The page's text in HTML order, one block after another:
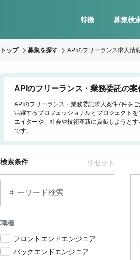
特徴 募集検
トップ 募集を探す APIのフリーランス求人情
APIのフリーランス・業務委託の案
APIのフリーランス・業務委託求人案件7件を
活躍するプロフェッショナルとプロジェクト
エイターや、社会や技術革新に貢献しようと
です。
検索条件 リセット
職種
フロントエンドエンジニア
バックエンドエンジニア